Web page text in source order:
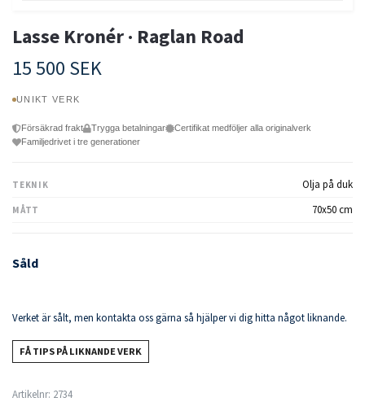
Lasse Kronér · Raglan Road
15 500 SEK
UNIKT VERK
Försäkrad frakt Trygga betalningar
Certifikat medföljer alla originalverk
Familjedrivet i tre generationer
TEKNIK Olja på duk
MÅTT 70x50 cm
Såld
Verket är sålt, men kontakta oss gärna så hjälper vi dig hitta något liknande.
FÅ TIPS PÅ LIKNANDE VERK
Artikelnr: 2734